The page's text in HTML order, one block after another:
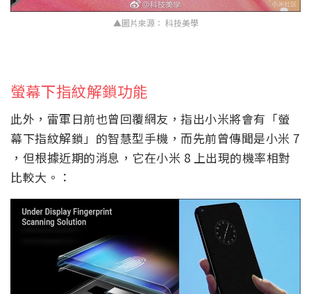
▲圖片來源： 科技美學
螢幕下指紋解鎖功能
此外，雷軍日前也曾回覆網友，指出小米將會有「螢
幕下指紋解鎖」的智慧型手機，而先前曾傳聞是小米 7
，但根據近期的消息，它在小米 8 上出現的機率相對
比較大。：